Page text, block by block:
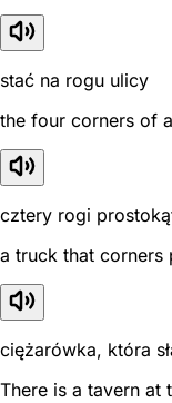
stać na rogu ulicy
the four corners of
cztery rogi
a truck that corners
ciężarówka, która
There is a tavern at